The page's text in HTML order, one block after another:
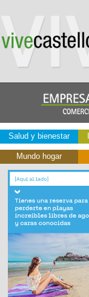
Salud y bienestar
Mundo hogar